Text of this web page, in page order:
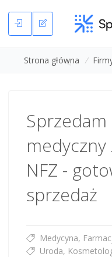
Strona główna /
NFZ -
sprzedaż
Medycyna,
Uroda,